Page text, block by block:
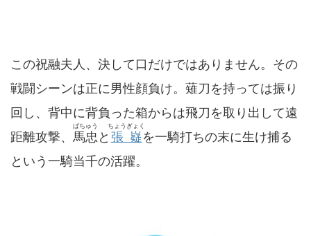
この祝融夫人、決して口だけではありません。その
戦闘シーンは正に男性顔負け。薙刀を持っては振り
回し、背中に背負った箱からは飛刀を取り出して遠
距離攻撃、 馬忠
ばちゅう
と 張嶷
ちょうぎょく
を一騎打ちの末に生け捕る
という一騎当千の活躍。